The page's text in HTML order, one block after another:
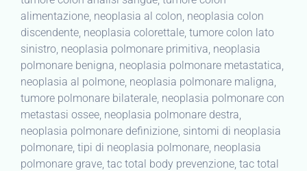
alimentazione, neoplasia al colon, neoplasia colon
discendente, neoplasia colorettale, tumore colon lato
sinistro, neoplasia polmonare primitiva, neoplasia
polmonare benigna, neoplasia polmonare metastatica,
neoplasia al polmone, neoplasia polmonare maligna,
tumore polmonare bilaterale, neoplasia polmonare con
metastasi ossee, neoplasia polmonare destra,
neoplasia polmonare definizione, sintomi di neoplasia
polmonare, tipi di neoplasia polmonare, neoplasia
polmonare grave, tac total body prevenzione, tac total